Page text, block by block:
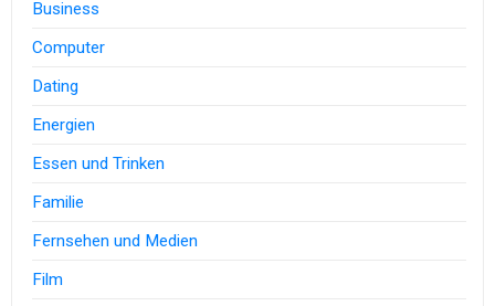
Business
Computer
Dating
Energien
Essen und Trinken
Familie
Fernsehen und Medien
Film